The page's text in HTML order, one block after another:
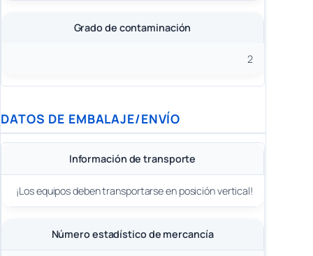
Grado de contaminación
2
DATOS DE EMBALAJE/ENVÍO
Información de transporte
¡Los equipos deben transportarse en posición vertical!
Número estadístico de mercancía